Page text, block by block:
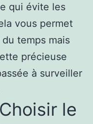
qui évite les
vous permet
temps mais
précieuse
à surveiller
le